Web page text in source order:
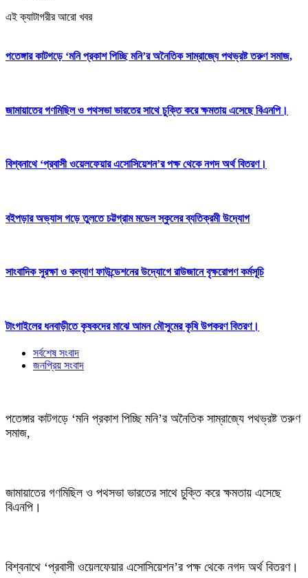
এই ক্যাটাগরীর আরো খবর
পতেঙ্গার কাটগড়ে ‘মনি প্রকাশ পিচ্ছি মনি’র অনৈতিক সাম্রাজ্যে পথভ্রষ্ট তরুণ সমাজ,
জামায়াতের গণমিছিল ও পথসভা ভারতের সাথে চুক্তি করে ক্ষমতায় এসেছে বিএনপি।
বিশ্বনাথে ‘প্রবাসী ওয়েলফেয়ার এসোসিয়েশন’র পক্ষ থেকে নগদ অর্থ বিতরণ।
বইপড়ার অভ্যাস গড়ে তুলতে চট্টগ্রাম মডেল স্কুলের ব্যতিক্রমী উদ্যোগ
সাংবাদিক সুরক্ষা ও কল্যাণ ফাউন্ডেশনের উদ্যোগে রাউজানে বৃক্ষরোপণ কর্মসূচি
টাংগাইলের ধনবাড়ীতে কৃষকদের মাঝে আমন মৌসুমের কৃষি উপকরণ বিতরণ।
সর্বশেষ সংবাদ
জনপ্রিয় সংবাদ
পতেঙ্গার কাটগড়ে ‘মনি প্রকাশ পিচ্ছি মনি’র অনৈতিক সাম্রাজ্যে পথভ্রষ্ট তরুণ
সমাজ,
জামায়াতের গণমিছিল ও পথসভা ভারতের সাথে চুক্তি করে ক্ষমতায় এসেছে
বিএনপি।
বিশ্বনাথে ‘প্রবাসী ওয়েলফেয়ার এসোসিয়েশন’র পক্ষ থেকে নগদ অর্থ বিতরণ।